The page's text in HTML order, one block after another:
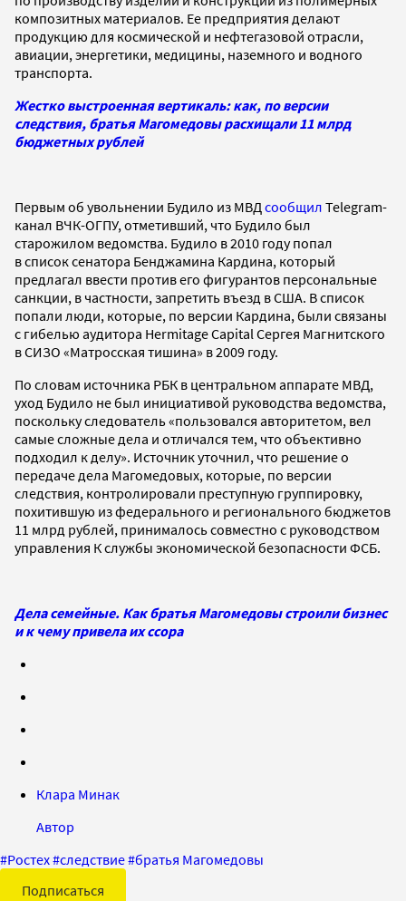
композитных материалов. Ее предприятия делают
продукцию для космической и нефтегазовой отрасли,
авиации, энергетики, медицины, наземного и водного
транспорта.
Жестко выстроенная вертикаль: как, по версии
следствия, братья Магомедовы расхищали 11 млрд
бюджетных рублей
Первым об увольнении Будило из МВД сообщил Telegram-
канал ВЧК-ОГПУ, отметивший, что Будило был
старожилом ведомства. Будило в 2010 году попал
в список сенатора Бенджамина Кардина, который
предлагал ввести против его фигурантов персональные
санкции, в частности, запретить въезд в США. В список
попали люди, которые, по версии Кардина, были связаны
с гибелью аудитора Hermitage Capital Сергея Магнитского
в СИЗО «Матросская тишина» в 2009 году.
По словам источника РБК в центральном аппарате МВД,
уход Будило не был инициативой руководства ведомства,
поскольку следователь «пользовался авторитетом, вел
самые сложные дела и отличался тем, что объективно
подходил к делу». Источник уточнил, что решение о
передаче дела Магомедовых, которые, по версии
следствия, контролировали преступную группировку,
похитившую из федерального и регионального бюджетов
11 млрд рублей, принималось совместно с руководством
управления К службы экономической безопасности ФСБ.
Дела семейные. Как братья Магомедовы строили бизнес
и к чему привела их ссора
Клара Минак
Автор
#Ростех#следствие#братья Магомедовы
Подписаться